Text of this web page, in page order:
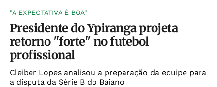
"A EXPECTATIVA É BOA"
Presidente do Ypiranga projeta
retorno "forte" no futebol
profissional
Cleiber Lopes analisou a preparação da equipe para
a disputa da Série B do Baiano